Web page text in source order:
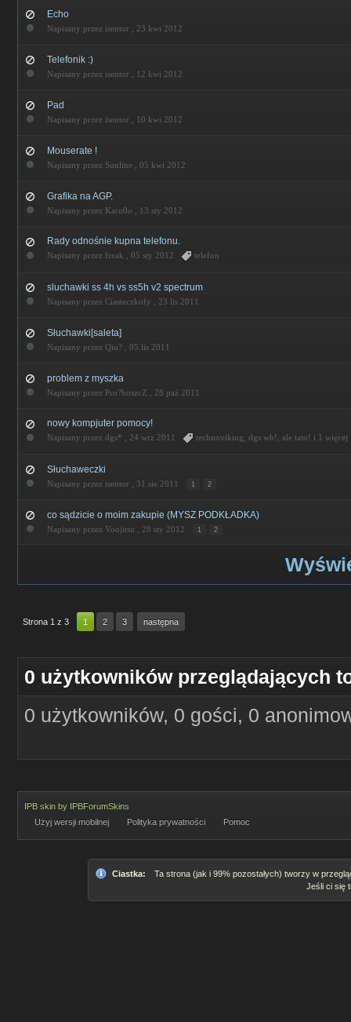
Echo
Napisany przez isentor , 23 kwi 2012
Telefonik :)
Napisany przez isentor , 12 kwi 2012
Pad
Napisany przez isentor , 10 kwi 2012
Mouserate !
Napisany przez Sunline , 05 kwi 2012
Grafika na AGP.
Napisany przez Karo0o , 13 sty 2012
Rady odnośnie kupna telefonu.
Napisany przez freak , 05 sty 2012 telefon
sluchawki ss 4h vs ss5h v2 spectrum
Napisany przez Ciasteczkofy , 23 lis 2011
Słuchawki[saleta]
Napisany przez Qiu? , 05 lis 2011
problem z myszka
Napisany przez Pro?boszcZ , 28 paź 2011
nowy kompjuter pomocy!
Napisany przez dgs* , 24 wrz 2011 technoviking dgs wh! ale tato! i 1 więcej
Słuchaweczki
Napisany przez isentor , 31 sie 2011 1 2
co sądzicie o moim zakupie (MYSZ PODKŁADKA)
Napisany przez Voojitsu , 28 sty 2012 1 2
Strona 1 z 3 1 2 3 następna
0 użytkowników przeglądających
0 użytkowników, 0 gości, 0
IPB skin by IPBForumSkins
Użyj wersji mobilnej
Polityka prywatności Pomoc
Ciastka:
Ta strona (jak i 99% pozostałych) tworzy w
Jeśli ci się